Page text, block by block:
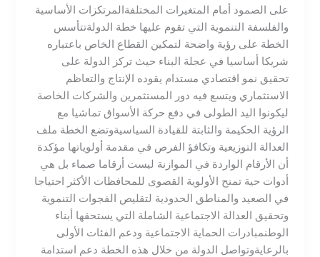
على الصمود أمام المتغيرات المختلفة​المرتكزات الأساسية
والفلسفة التنموية التي تقوم عليها خطة الدولة​تتأسس
الخطة على رؤية واضحة لتمكين القطاع الخاص باعتباره
شريكا أساسيا في عجلة البناء حيث تركز الدولة على
تحقيق نمو اقتصادي مستدام يقوده الإنتاج والتعاظم
الاستثماري ويتسع فيه دور المستثمرين والشركات الخاصة
ليكونوا اليد الطولى في دفع حركة الأسواق تماشيا مع
الرؤية الحكيمة والثابتة للقيادة السياسية​وتضع الخطة ملف
العدالة التوزيعية وتكافؤ الفرص في مقدمة أولوياتها مؤكدة
أن الأرقام الواردة في الموازنة ليست أرقاما صماء بل هي
أدوات حية تمنح الأولوية القصوى للمحافظات الأكثر احتياجا
في الصعيد والمناطق الحدودية لتقليص الفجوات التنموية
وتحقيق العدالة الاجتماعية الشاملة التي يستحقها أبناء
الوطن​مبادرات الحماية الاجتماعية ودعم الفئات الأولى
بالرعاية​وتواصل الدولة من خلال هذه الخطة دعم استدامة